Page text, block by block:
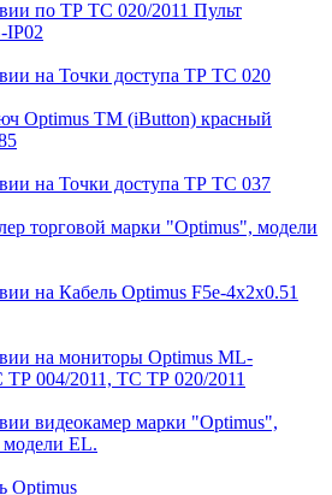
по ТР ТС 020/2011 Пульт
IP02
на Точки доступа ТР ТС 020
Optimus ТМ (iButton) красный
на Точки доступа ТР ТС 037
торговой марки "Optimus", модели
на Кабель Optimus F5e-4x2x0.51
на мониторы Optimus ML-
004/2011, ТС ТР 020/2011
видеокамер марки "Optimus",
EL.
Optimus